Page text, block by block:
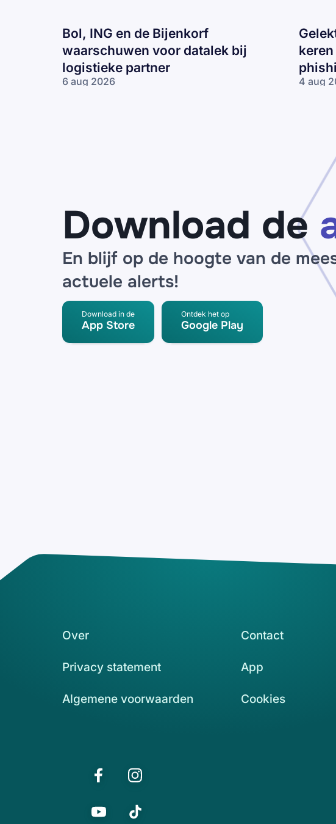
Bol, ING en de Bijenkorf
waarschuwen voor datalek bij
logistieke partner
6 aug 2026
4 aug
Download de
En blijf op de hoogte van de
actuele alerts!
Download in de
App Store
Ontdek het op
Google Play
Over Contact
Privacy statement App
Algemene voorwaarden Cookies